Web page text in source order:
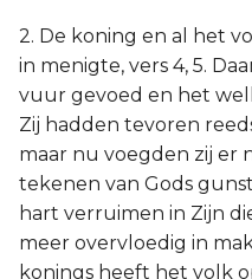
2. De koning en al het
in menigte, vers 4, 5.
vuur gevoed en het
Zij hadden tevoren
maar nu voegden zij er
tekenen van Gods
hart verruimen in Zijn
meer overvloedig in
konings heeft het volk